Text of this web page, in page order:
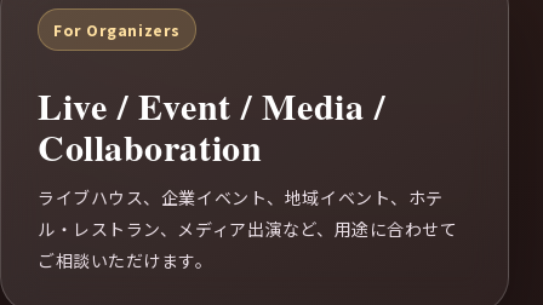
For Organizers
Live / Event / Media /
Collaboration
ライブハウス、企業イベント、地域イベント、ホテ
ル・レストラン、メディア出演など、用途に合わせて
ご相談いただけます。